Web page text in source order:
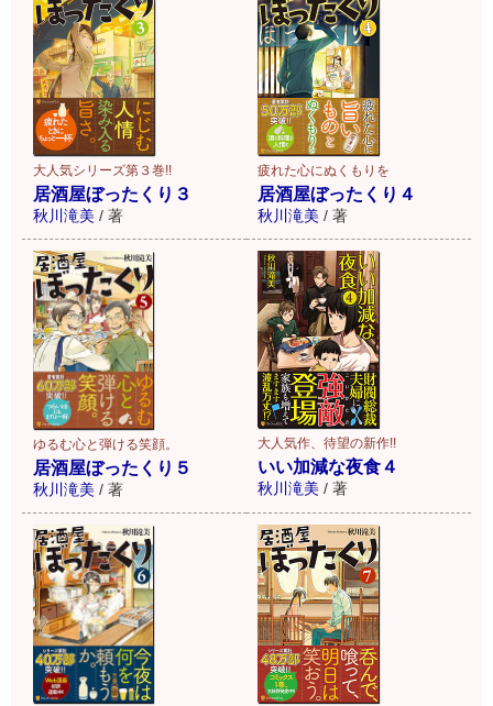
大人気シリーズ第３巻!!
居酒屋ぼったくり３
秋川滝美 / 著
疲れた心にぬくもりを
居酒屋ぼったくり４
秋川滝美 / 著
ゆるむ心と弾ける笑顔。
居酒屋ぼったくり５
秋川滝美 / 著
大人気作、待望の新作!!
いい加減な夜食４
秋川滝美 / 著